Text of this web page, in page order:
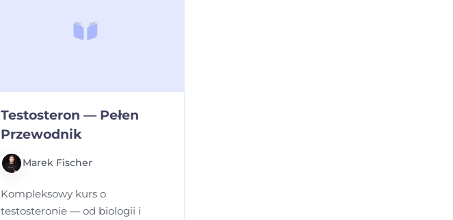
Testosteron — Pełen
Przewodnik
Marek Fischer
Kompleksowy kurs o
testosteronie — od biologii i